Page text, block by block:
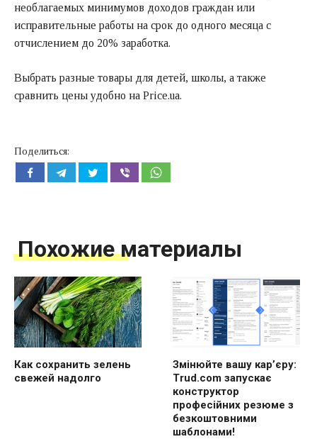
необлагаемых минимумов доходов граждан или
исправительные работы на срок до одного месяца с
отчислением до 20% заработка.
Выбрать разные товары для детей, школы, а также
сравнить цены удобно на Price.ua.
Поделиться:
Похожие материалы
Как сохранить зелень
свежей надолго
Змінюйте вашу кар’єру:
Trud.com запускає
конструктор
професійних резюме з
безкоштовними
шаблонами!